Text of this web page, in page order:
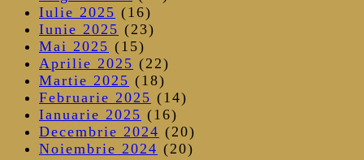
Iulie 2025 (16)
Iunie 2025 (23)
Mai 2025 (15)
Aprilie 2025 (22)
Martie 2025 (18)
Februarie 2025 (14)
Ianuarie 2025 (16)
Decembrie 2024 (20)
Noiembrie 2024 (20)